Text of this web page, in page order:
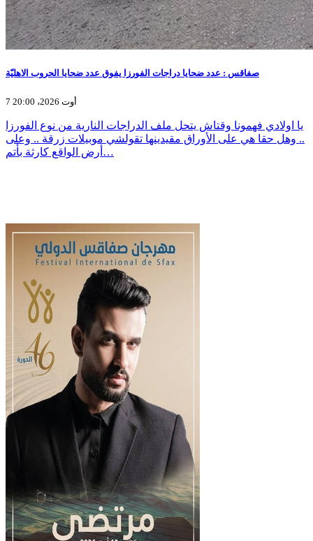
صفاقس : عدد ضحايا دراجات الفورزا يفوق عدد ضحايا الحروب الاهليّة
7 أوت 2026، 20:00
يا اولادي فهمونا وقتاش يتحل ملف الدراجات النارية من نوع الفورزا
.. وهل حقا هي على الأوراق مقيدينها تقولشي موبيلات زرقة .. وعلى
أرض الواقع كارثة بأتم…